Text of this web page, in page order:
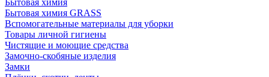
Бытовая химия
Бытовая химия GRASS
Вспомогательные материалы для уборки
Товары личной гигиены
Чистящие и моющие средства
Замочно-скобяные изделия
Замки